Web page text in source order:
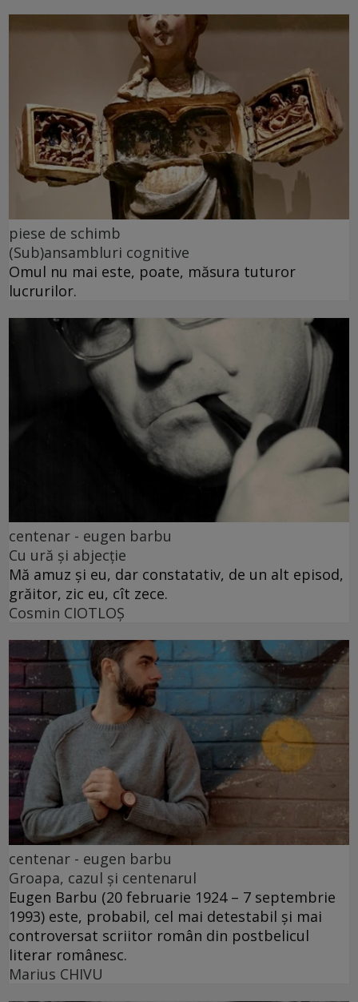
piese de schimb
(Sub)ansambluri cognitive
Omul nu mai este, poate, măsura tuturor
lucrurilor.
centenar - eugen barbu
Cu ură și abjecție
Mă amuz și eu, dar constatativ, de un alt episod,
grăitor, zic eu, cît zece.
Cosmin CIOTLOŞ
centenar - eugen barbu
Groapa, cazul și centenarul
Eugen Barbu (20 februarie 1924 – 7 septembrie
1993) este, probabil, cel mai detestabil și mai
controversat scriitor român din postbelicul
literar românesc.
Marius CHIVU